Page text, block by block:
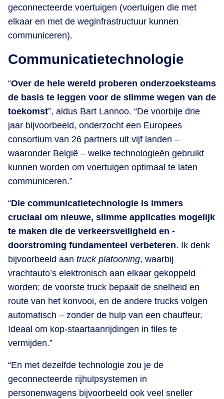
geconnecteerde voertuigen (voertuigen die met
elkaar en met de weginfrastructuur kunnen
communiceren).
Communicatietechnologie
“Over de hele wereld proberen onderzoeksteams
de basis te leggen voor de slimme wegen van de
toekomst”, aldus Bart Lannoo. “De voorbije drie
jaar bijvoorbeeld, onderzocht een Europees
consortium van 26 partners uit vijf landen –
waaronder België – welke technologieën gebruikt
kunnen worden om voertuigen optimaal te laten
communiceren.”
“Die communicatietechnologie is immers
cruciaal om nieuwe, slimme applicaties mogelijk
te maken die de verkeersveiligheid en -
doorstroming fundamenteel verbeteren. Ik denk
bijvoorbeeld aan truck platooning, waarbij
vrachtauto’s elektronisch aan elkaar gekoppeld
worden: de voorste truck bepaalt de snelheid en
route van het konvooi, en de andere trucks volgen
automatisch – zonder de hulp van een chauffeur.
Ideaal om kop-staartaanrijdingen in files te
vermijden.”
“En met dezelfde technologie zou je de
geconnecteerde rijhulpsystemen in
personenwagens bijvoorbeeld ook veel sneller